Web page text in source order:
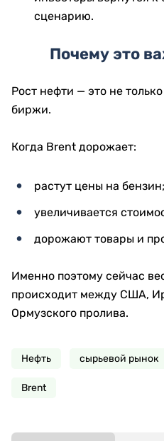
сценарию.
Почему это
Рост нефти — это не
биржи.
Когда Brent дорожает:
растут цены на бензин;
увеличивается
дорожают товары и
Именно поэтому сейчас
происходит между США,
Ормузского пролива.
Нефть сырьевой рынок
Brent